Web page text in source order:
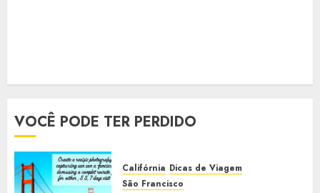
VOCÊ PODE TER PERDIDO
Califórnia Dicas de Viagem
São Francisco